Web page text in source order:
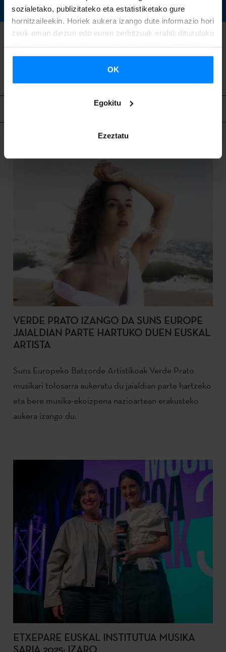
sozialetako, publizitateko eta estatistiketako gure
hornitzaileekin. Horiek aukera izango dute informazio hori
zeuk eman diezun edo euren zerbitzuak erabili dituzulako
eskuratu duten bestelako informazio batekin uztartzeko.
OK
Egokitu
Ezeztatu
ITZULI
VERDE PRATO IZANGO DA SUNS EUROPE
JAIALDIAN PARTE HARTUKO DUEN EUSKAL
ARTISTA
Suns Europeko Batzorde Artistikoak Verde Prato
musikari tolosarra aukeratu du jaialdian parte hartzeko
eta bere musika-ekoizpena nazioartean erakusteko
aukera izango du.
ETXEPARE EUSKAL INSTITUTUA MUSIKA
SARIA 2025: IZARO